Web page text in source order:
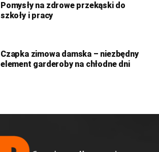
Pomysły na zdrowe przekąski do
szkoły i pracy
Czapka zimowa damska – niezbędny
element garderoby na chłodne dni